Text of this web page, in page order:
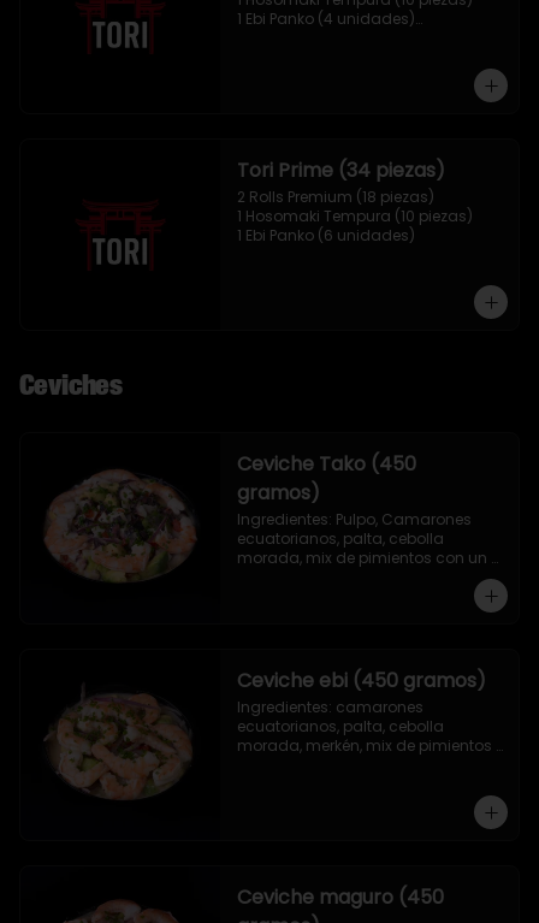
1 Ebi Panko (4 unidades)
Tori Prime (34 piezas)
2 Rolls Premium (18 piezas)
1 Hosomaki Tempura (10 piezas)
1 Ebi Panko (6 unidades)
Ceviches
Ceviche Tako (450
gramos)
Ingredientes: Pulpo, Camarones
ecuatorianos, palta, cebolla
morada, mix de pimientos con un
toque de ciboulette, merkén, cilantro
Ceviche ebi (450 gramos)
Ingredientes: camarones
ecuatorianos, palta, cebolla
morada, merkén, mix de pimientos
Ceviche maguro (450